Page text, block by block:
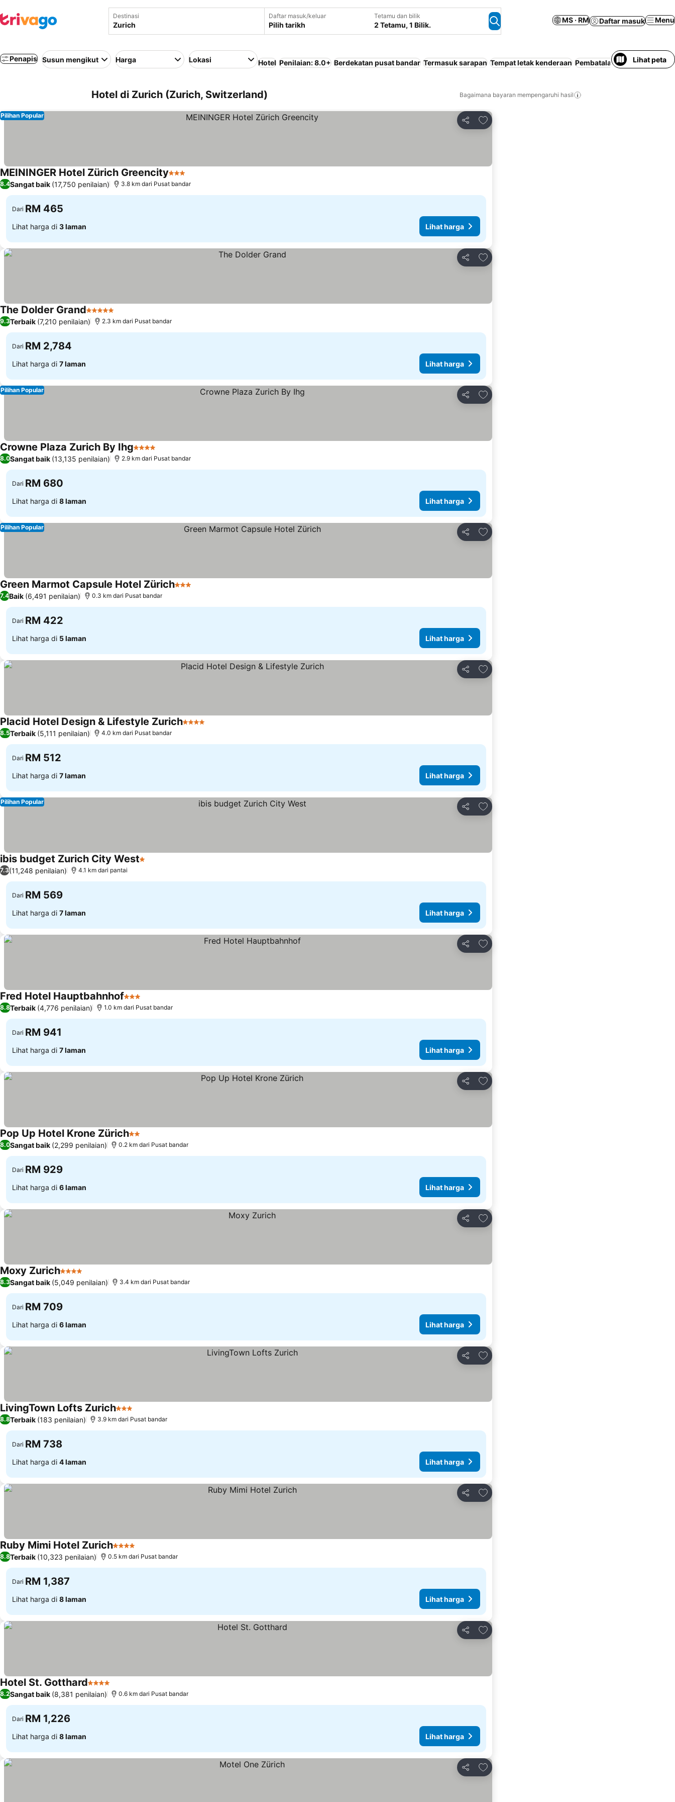
Destinasi Daftar masuk/keluar
Pilih tarikh
Tetamu dan bilik
2 Tetamu, 1 Bilik.
MS · RM Daftar masuk Menu
Penapis Susun mengikut Harga Lokasi Hotel Penilaian: 8.0+ Berdekatan pusat bandar Termasuk sarapan Tempat letak kenderaan Pembatalan percumaLihat peta
Hotel di Zurich (Zurich, Switzerland) Bagaimana bayaran mempengaruhi hasil
Kongsi
Tambah ke favorit
Pilihan Popular
MEININGER Hotel Zürich Greencity3 Bintang
8.4Sangat baik (17,750 penilaian) 3.8 km dari Pusat bandar
Dari RM 465
Lihat harga di 3 laman Lihat harga
Kongsi
Tambah ke favorit
The Dolder Grand5 Bintang
9.3Terbaik (7,210 penilaian) 2.3 km dari Pusat bandar
Dari RM 2,784
Lihat harga di 7 laman Lihat harga
Kongsi
Tambah ke favorit
Pilihan Popular
Crowne Plaza Zurich By Ihg4 Bintang
8.0Sangat baik (13,135 penilaian) 2.9 km dari Pusat bandar
Dari RM 680
Lihat harga di 8 laman Lihat harga
Kongsi
Tambah ke favorit
Pilihan Popular
Green Marmot Capsule Hotel Zürich3 Bintang
7.4Baik (6,491 penilaian) 0.3 km dari Pusat bandar
Dari RM 422
Lihat harga di 5 laman Lihat harga
Kongsi
Tambah ke favorit
Placid Hotel Design & Lifestyle Zurich4 Bintang
8.5Terbaik (5,111 penilaian) 4.0 km dari Pusat bandar
Dari RM 512
Lihat harga di 7 laman Lihat harga
Kongsi
Tambah ke favorit
Pilihan Popular
ibis budget Zurich City West1 Bintang
7.3(11,248 penilaian) 4.1 km dari pantai
Dari RM 569
Lihat harga di 7 laman Lihat harga
Kongsi
Tambah ke favorit
Fred Hotel Hauptbahnhof3 Bintang
8.8Terbaik (4,776 penilaian) 1.0 km dari Pusat bandar
Dari RM 941
Lihat harga di 7 laman Lihat harga
Kongsi
Tambah ke favorit
Pop Up Hotel Krone Zürich2 Bintang
8.0Sangat baik (2,299 penilaian) 0.2 km dari Pusat bandar
Dari RM 929
Lihat harga di 6 laman Lihat harga
Kongsi
Tambah ke favorit
Moxy Zurich4 Bintang
8.3Sangat baik (5,049 penilaian) 3.4 km dari Pusat bandar
Dari RM 709
Lihat harga di 6 laman Lihat harga
Kongsi
Tambah ke favorit
LivingTown Lofts Zurich3 Bintang
8.8Terbaik (183 penilaian) 3.9 km dari Pusat bandar
Dari RM 738
Lihat harga di 4 laman Lihat harga
Kongsi
Tambah ke favorit
Ruby Mimi Hotel Zurich4 Bintang
8.8Terbaik (10,323 penilaian) 0.5 km dari Pusat bandar
Dari RM 1,387
Lihat harga di 8 laman Lihat harga
Kongsi
Tambah ke favorit
Hotel St. Gotthard4 Bintang
8.2Sangat baik (8,381 penilaian) 0.6 km dari Pusat bandar
Dari RM 1,226
Lihat harga di 8 laman Lihat harga
Kongsi
Tambah ke favorit